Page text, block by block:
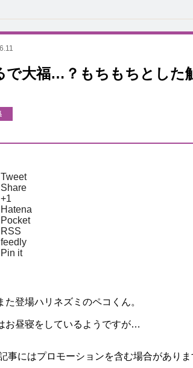
で大福…？もちもちとした
Tweet
Share
+1
Hatena
Pocket
RSS
feedly
Pin it
た登場ハリネズミのペコくん。
お昼寝をしているようですが…
事にはプロモーションを含む場合がありま